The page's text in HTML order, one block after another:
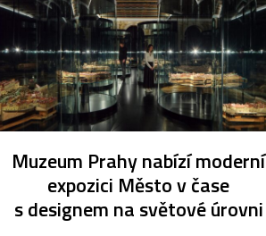
Muzeum Prahy nabízí moderní
expozici Město v čase
s designem na světové úrovni